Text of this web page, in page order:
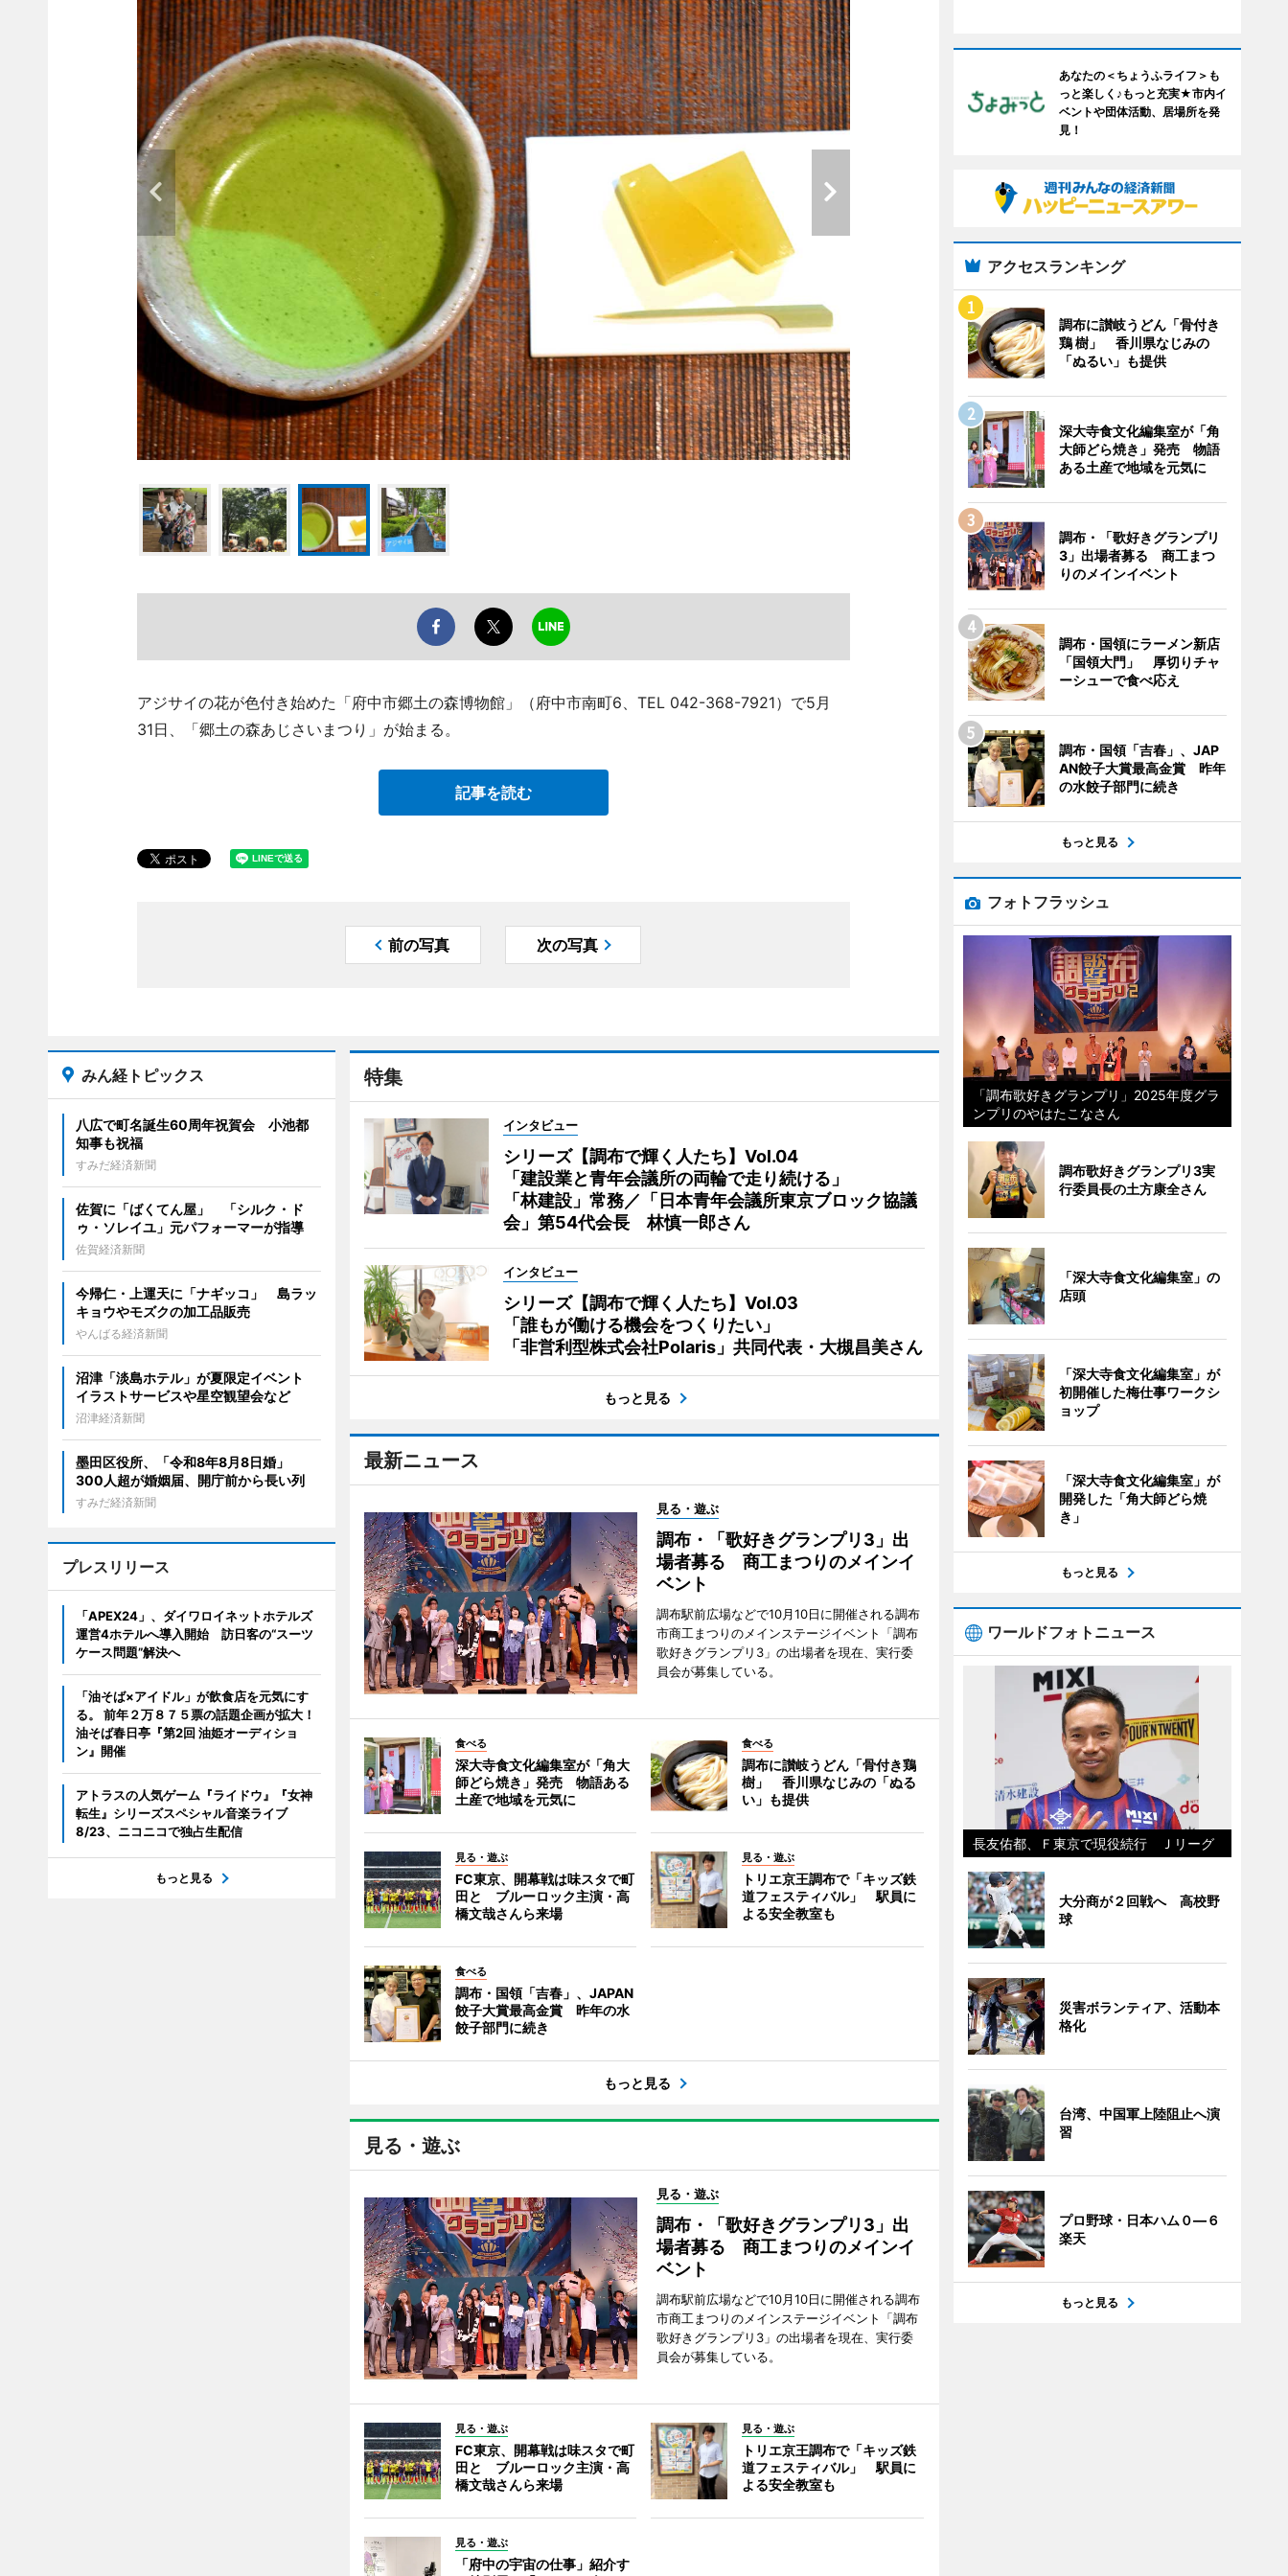
アジサイの花が色付き始めた「府中市郷土の森博物館」（府中市南町6、TEL 042-368-7921）で5月
31日、「郷土の森あじさいまつり」が始まる。
記事を読む
前の写真 次の写真
特集
インタビュー
シリーズ【調布で輝く人たち】Vol.04
「建設業と青年会議所の両輪で走り続ける」
「林建設」常務／「日本青年会議所東京ブロック協議
会」第54代会長 林慎一郎さん
インタビュー
シリーズ【調布で輝く人たち】Vol.03
「誰もが働ける機会をつくりたい」
「非営利型株式会社Polaris」共同代表・大槻昌美さん
もっと見る
最新ニュース
見る・遊ぶ
調布・「歌好きグランプリ3」出
場者募る 商工まつりのメインイ
ベント
調布駅前広場などで10月10日に開催される調布
市商工まつりのメインステージイベント「調布
歌好きグランプリ3」の出場者を現在、実行委
員会が募集している。
食べる
深大寺食文化編集室が「角大
師どら焼き」発売 物語ある
土産で地域を元気に
食べる
調布に讃岐うどん「骨付き鶏
樹」 香川県なじみの「ぬる
い」も提供
見る・遊ぶ
FC東京、開幕戦は味スタで町
田と ブルーロック主演・高
橋文哉さんら来場
見る・遊ぶ
トリエ京王調布で「キッズ鉄
道フェスティバル」 駅員に
よる安全教室も
食べる
調布・国領「吉春」、JAPAN
餃子大賞最高金賞 昨年の水
餃子部門に続き
もっと見る
見る・遊ぶ
見る・遊ぶ
調布・「歌好きグランプリ3」出
場者募る 商工まつりのメインイ
ベント
調布駅前広場などで10月10日に開催される調布
市商工まつりのメインステージイベント「調布
歌好きグランプリ3」の出場者を現在、実行委
員会が募集している。
見る・遊ぶ
FC東京、開幕戦は味スタで町
田と ブルーロック主演・高
橋文哉さんら来場
見る・遊ぶ
トリエ京王調布で「キッズ鉄
道フェスティバル」 駅員に
よる安全教室も
見る・遊ぶ
「府中の宇宙の仕事」紹介す
みん経トピックス
八広で町名誕生60周年祝賀会 小池都
知事も祝福
すみだ経済新聞
佐賀に「ばくてん屋」 「シルク・ド
ゥ・ソレイユ」元パフォーマーが指導
佐賀経済新聞
今帰仁・上運天に「ナギッコ」 島ラッ
キョウやモズクの加工品販売
やんばる経済新聞
沼津「淡島ホテル」が夏限定イベント
イラストサービスや星空観望会など
沼津経済新聞
墨田区役所、「令和8年8月8日婚」
300人超が婚姻届、開庁前から長い列
すみだ経済新聞
プレスリリース
「APEX24」、ダイワロイネットホテルズ
運営4ホテルへ導入開始 訪日客の“スーツ
ケース問題”解決へ
「油そば×アイドル」が飲食店を元気にす
る。 前年２万８７５票の話題企画が拡大！
油そば春日亭『第2回 油姫オーディショ
ン』開催
アトラスの人気ゲーム『ライドウ』『女神
転生』シリーズスペシャル音楽ライブ
8/23、ニコニコで独占生配信
もっと見る
あなたの＜ちょうふライフ＞も
っと楽しく♪もっと充実★市内イ
ベントや団体活動、居場所を発
見！
アクセスランキング
調布に讃岐うどん「骨付き
鶏 樹」 香川県なじみの
「ぬるい」も提供
深大寺食文化編集室が「角
大師どら焼き」発売 物語
ある土産で地域を元気に
調布・「歌好きグランプリ
3」出場者募る 商工まつ
りのメインイベント
調布・国領にラーメン新店
「国領大門」 厚切りチャ
ーシューで食べ応え
調布・国領「吉春」、JAP
AN餃子大賞最高金賞 昨年
の水餃子部門に続き
もっと見る
フォトフラッシュ
「調布歌好きグランプリ」2025年度グラ
ンプリのやはたこなさん
調布歌好きグランプリ3実
行委員長の土方康全さん
「深大寺食文化編集室」の
店頭
「深大寺食文化編集室」が
初開催した梅仕事ワークシ
ョップ
「深大寺食文化編集室」が
開発した「角大師どら焼
き」
もっと見る
ワールドフォトニュース
長友佑都、Ｆ東京で現役続行 Ｊリーグ
大分商が２回戦へ 高校野
球
災害ボランティア、活動本
格化
台湾、中国軍上陸阻止へ演
習
プロ野球・日本ハム０―６
楽天
もっと見る